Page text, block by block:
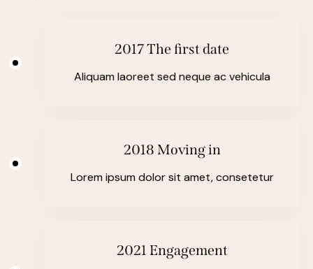
2021 Engagement
2017 The first date
Aliquam laoreet sed neque ac vehicula
2018 Moving in
Lorem ipsum dolor sit amet, consetetur